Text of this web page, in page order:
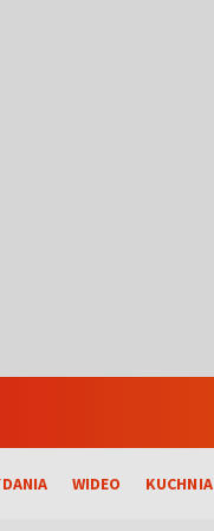
WIDEO KUCHNIA